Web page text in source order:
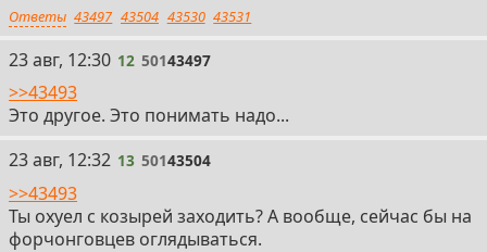
Ответы 43497 43504 43530 43531
12
23 авг, 12:30 12 50143497
>>43493
Это другое. Это понимать надо...
13
23 авг, 12:32 13 50143504
>>43493
Ты охуел с козырей заходить? А вообще, сейчас бы на
форчонговцев оглядываться.